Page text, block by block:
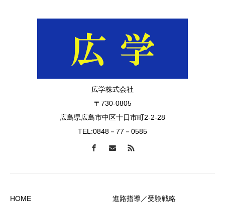
広学株式会社
〒730-0805
広島県広島市中区十日市町2-2-28
TEL:0848－77－0585
HOME 進路指導／受験戦略